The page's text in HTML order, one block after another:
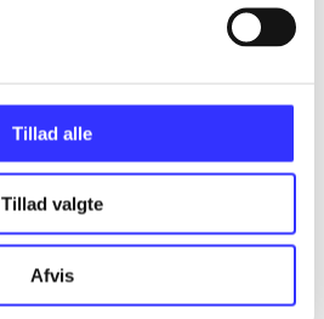
Tillad alle
Tillad valgte
Afvis